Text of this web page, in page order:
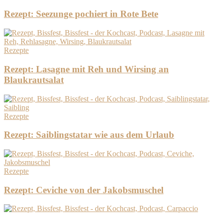
Rezept: Seezunge pochiert in Rote Bete
Rezepte
Rezept: Lasagne mit Reh und Wirsing an
Blaukrautsalat
Rezepte
Rezept: Saiblingstatar wie aus dem Urlaub
Rezepte
Rezept: Ceviche von der Jakobsmuschel